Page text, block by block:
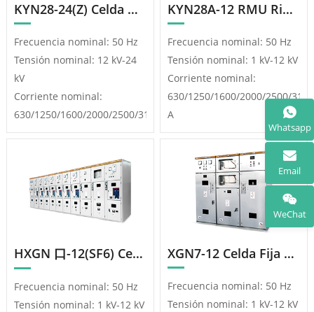
KYN28-24(Z) Celda De CA Extraíble Blindada
Frecuencia nominal: 50 Hz
Tensión nominal: 12 kV-24
kV
Corriente nominal:
630/1250/1600/2000/2500/3150
A
KYN28A-12 RMU Ring Main Unit Celda De Distribución De CA Blindada, Extraíble Y Con Gabinete Metálico
Frecuencia nominal: 50 Hz
Tensión nominal: 1 kV-12 kV
Corriente nominal:
630/1250/1600/2000/2500/
A
HXGN 口-12(SF6) Celda De Distribución De CA Con Anillo Metálico
Frecuencia nominal: 50 Hz
Tensión nominal: 1 kV-12 kV
XGN7-12 Celda Fija Tipo Caja Con Envolvente Metálica
Frecuencia nominal: 50 Hz
Tensión nominal: 1 kV-12 kV
Whatsapp
Email
WeChat